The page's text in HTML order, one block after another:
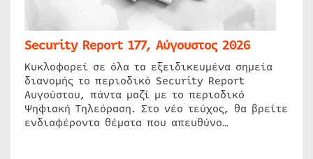
Security Report 177, Αύγουστος 2026
Κυκλοφορεί σε όλα τα εξειδικευμένα σημεία
διανομής το περιοδικό Security Report
Αυγούστου, πάντα μαζί με το περιοδικό
Ψηφιακή Τηλεόραση. Στο νέο τεύχος, θα βρείτε
ενδιαφέροντα θέματα που απευθύνο…